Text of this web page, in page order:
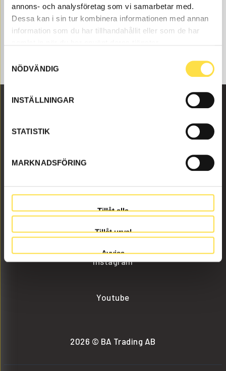
annons- och analysföretag som vi samarbetar med.
Dessa kan i sin tur kombinera informationen med annan
information som du har tillhandahållit eller som de har
NÖDVÄNDIG
INSTÄLLNINGAR
STATISTIK
MARKNADSFÖRING
Tillåt alla
Tillåt urval
Avvisa
info@batrading.se
+46 (0) 152-32500
Instagram
Youtube
2026 © BA Trading AB